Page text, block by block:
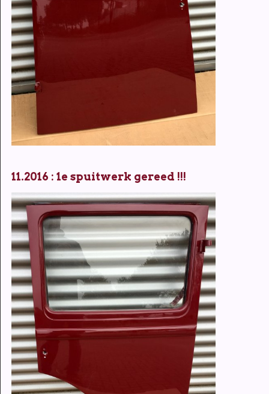
11.2016 : 1e spuitwerk gereed !!!